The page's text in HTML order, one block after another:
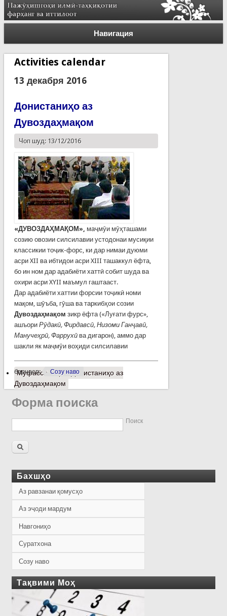
Навигация
Activities calendar
13 декабря 2016
Донистаниҳо аз
Дувоздаҳмақом
Чоп шуд: 13/12/2016
«ДУВОЗДАҲМАҚОМ», маҷмӯи мӯҳташами
созию овозии силсилавии устодонаи мусиқии
классикии тоҷик-форс, ки дар нимаи дуюми
асри XII ва ибтидои асри XIII ташаккул ёфта,
бо ин ном дар адабиёти хаттӣ собит шуда ва
охири асри XYII маъмул гаштааст.
Дар адабиёти хаттии форсии тоҷикӣ номи
мақом, шӯъба, гӯша ва таркибҳои созии
Дувоздаҳмақом зикр ёфта («Луғати фурс»,
ашъори Рӯдакӣ, Фирдавсӣ, Низоми Ганҷавӣ,
Манучеҳрӣ, Фаррухӣва дигарон), аммо дар
шакли як маҷмӯи воҳиди силсилавии
барчасп: Созу наво
Муфассалтаро Донистаниҳо аз
Дувоздаҳмақом
Форма поиска
Поиск
Бахшҳо
Аз равзанаи қомусҳо
Аз эҷоди мардум
Навгониҳо
Суратхона
Созу наво
Тақвими Моҳ